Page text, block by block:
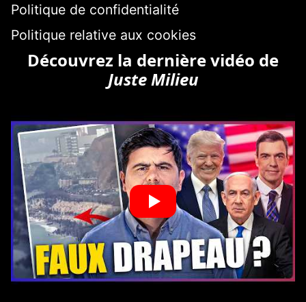
Politique de confidentialité
Politique relative aux cookies
Découvrez la dernière vidéo de
Juste Milieu